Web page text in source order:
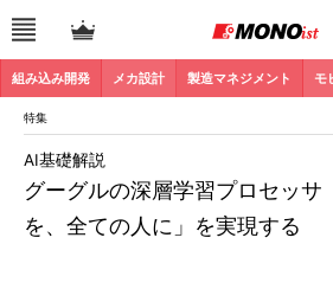
組み込み開発 メカ設計 製造マネジメント モ
特集
グーグルの深層学習プロセッサ
を、全ての人に」を実現する
AI基礎解説